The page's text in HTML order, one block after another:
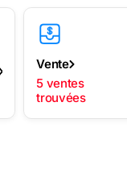
Vente
5 ventes
trouvées